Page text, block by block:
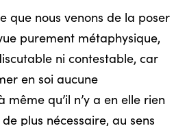
que nous venons de la poser
purement métaphysique,
ni contestable, car
en soi aucune
qu’il n’y a en elle rien
plus nécessaire, au sens